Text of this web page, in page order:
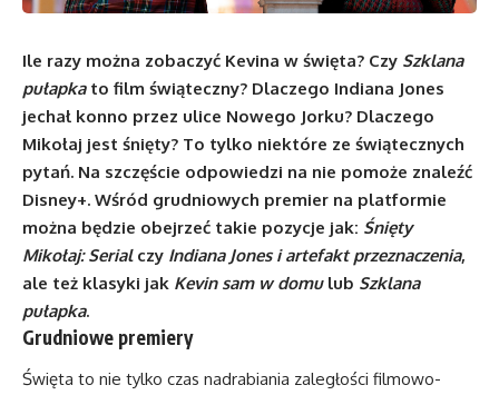
Ile razy można zobaczyć Kevina w święta? Czy Szklana
pułapkato film świąteczny? Dlaczego Indiana Jones
jechał konno przez ulice Nowego Jorku? Dlaczego
Mikołaj jest śnięty? To tylko niektóre ze świątecznych
pytań. Na szczęście odpowiedzi na nie pomoże znaleźć
Disney+. Wśród grudniowych premier na platformie
można będzie obejrzeć takie pozycje jak: Śnięty
Mikołaj: Serialczy Indiana Jones i artefakt przeznaczenia,
ale też klasyki jak Kevin sam w domulub Szklana
pułapka.
Grudniowe premiery
Święta to nie tylko czas nadrabiania zaległości filmowo-